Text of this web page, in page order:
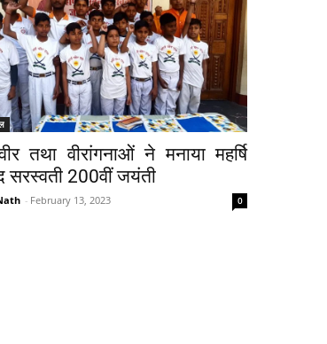
तथा वीरांगनाओं ने मनाया महर्षि
सरस्वती 200वीं जयंती
- February 13, 2023 0